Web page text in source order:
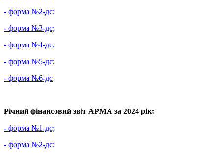
- форма №2-дс;
- форма №3-дс;
- форма №4-дс;
- форма №5-дс;
- форма №6-дс
Річний фінансовий звіт АРМА за 2024 рік:
- форма №1-дс;
- форма №2-дс;